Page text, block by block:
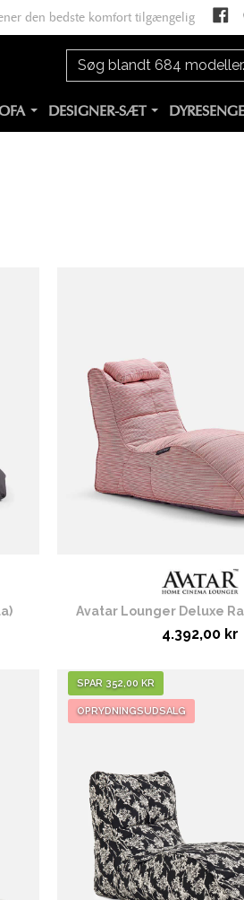
den bedste komfort tilgængelig
DESIGNER-SÆT DYRESENGE
Avatar Lounger Deluxe
4.392,00 kr
SPAR 352,00 KR
OPRYDNINGSUDSALG